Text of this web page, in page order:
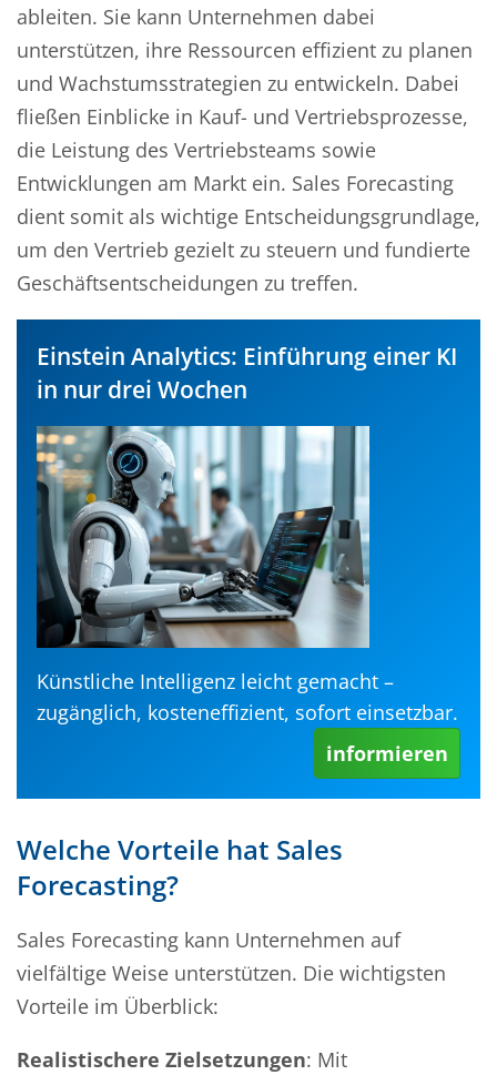
ableiten. Sie kann Unternehmen dabei
unterstützen, ihre Ressourcen effizient zu planen
und Wachstumsstrategien zu entwickeln. Dabei
fließen Einblicke in Kauf- und Vertriebsprozesse,
die Leistung des Vertriebsteams sowie
Entwicklungen am Markt ein. Sales Forecasting
dient somit als wichtige Entscheidungsgrundlage,
um den Vertrieb gezielt zu steuern und fundierte
Geschäftsentscheidungen zu treffen.
Einstein Analytics: Einführung einer KI
in nur drei Wochen
Künstliche Intelligenz leicht gemacht –
zugänglich, kosteneffizient, sofort einsetzbar.
informieren
Welche Vorteile hat Sales
Forecasting?
Sales Forecasting kann Unternehmen auf
vielfältige Weise unterstützen. Die wichtigsten
Vorteile im Überblick:
Realistischere Zielsetzungen: Mit